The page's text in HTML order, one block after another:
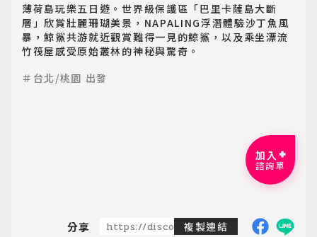
薄荷島玩樂五日遊。世界級保護區「巴里卡薩島大斷
層」欣賞壯麗珊瑚美景，NAPALING浮潛體驗沙丁魚風
暴，鯨鯊共游就近觀賞難得一見的鯨鯊，以及乘坐漂流
竹筏屋感受原始叢林的神秘與驚奇。
＃台北/桃園 出發
加入
諮詢單
分享 https://discoveredtravel.com.tw/
複製連結